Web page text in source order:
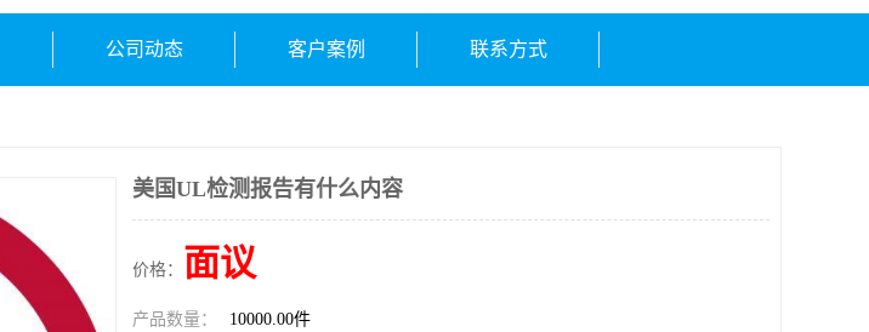
公司动态 客户案例 联系方式
美国UL检测报告有什么内容
价格： 面议
产品数量： 10000.00件